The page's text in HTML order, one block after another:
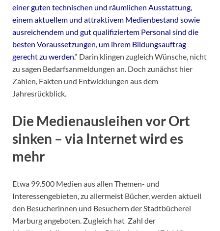
einer guten technischen und räumlichen Ausstattung,
einem aktuellem und attraktivem Medienbestand sowie
ausreichendem und gut qualifiziertem Personal sind die
besten Voraussetzungen, um ihrem Bildungsauftrag
gerecht zu werden.“ Darin klingen zugleich Wünsche, nicht
zu sagen Bedarfsanmeldungen an. Doch zunächst hier
Zahlen, Fakten und Entwicklungen aus dem
Jahresrückblick.
Die Medienausleihen vor Ort
sinken – via Internet wird es
mehr
Etwa 99.500 Medien aus allen Themen- und
Interessengebieten, zu allermeist Bücher, werden aktuell
den Besucherinnen und Besuchern der Stadtbücherei
Marburg angeboten. Zugleich hat Zahl der